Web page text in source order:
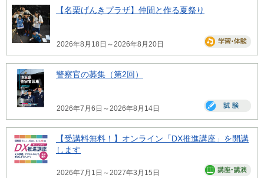
【名栗げんきプラザ】仲間と作る夏祭り
2026年8月18日～2026年8月20日
警察官の募集（第2回）
2026年7月6日～2026年8月14日
【受講料無料！】オンライン「DX推進講座」を開講
します
2026年7月1日～2027年3月15日